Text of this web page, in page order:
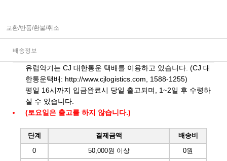
교환/반품/환불/취소
배송정보
유럽악기는 CJ 대한통운 택배를 이용하고 있습니다. (CJ 대
한통운택배: http://www.cjlogistics.com , 1588-1255)
평일 16시까지 입금완료시 당일 출고되며, 1~2일 후 수령하
실 수 있습니다.
(토요일은 출고를 하지 않습니다.)
단계 결제금액
배송비
0
50,000원 이상
0원